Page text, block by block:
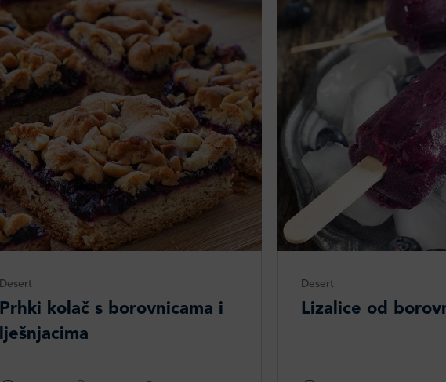
Desert
Prhki kolač s borovnicama i
lješnjacima
Desert
Lizalice od